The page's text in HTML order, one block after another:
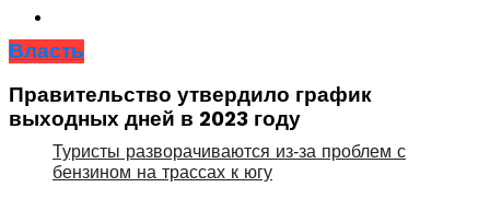
Туристы разворачиваются из‑за проблем с
бензином на трассах к югу
Власть
Правительство утвердило график
выходных дней в 2023 году